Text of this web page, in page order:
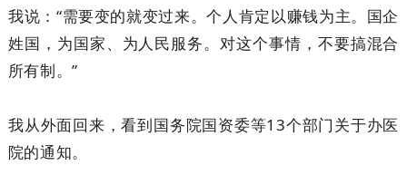
我说：“需要变的就变过来。个人肯定以赚钱为主。国企
姓国，为国家、为人民服务。对这个事情，不要搞混合
所有制。”
我从外面回来，看到国务院国资委等13个部门关于办医
院的通知。